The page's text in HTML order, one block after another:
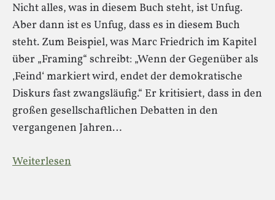
Nicht alles, was in diesem Buch steht, ist Unfug.
Aber dann ist es Unfug, dass es in diesem Buch
steht. Zum Beispiel, was Marc Friedrich im Kapitel
über „Framing“ schreibt: „Wenn der Gegenüber als
‚Feind‘ markiert wird, endet der demokratische
Diskurs fast zwangsläufig.“ Er kritisiert, dass in den
großen gesellschaftlichen Debatten in den
vergangenen Jahren…
Weiterlesen